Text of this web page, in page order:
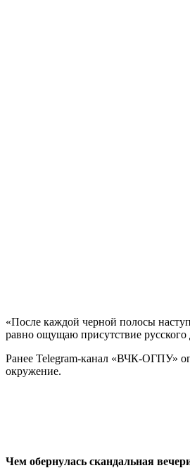
«После каждой черной полосы
равно ощущаю присутствие
Ранее Telegram-канал «ВЧК-ОГПУ»
окружение.
Чем обернулась скандальная